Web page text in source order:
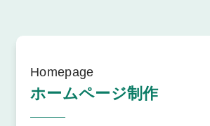
Homepage
ホームページ制作